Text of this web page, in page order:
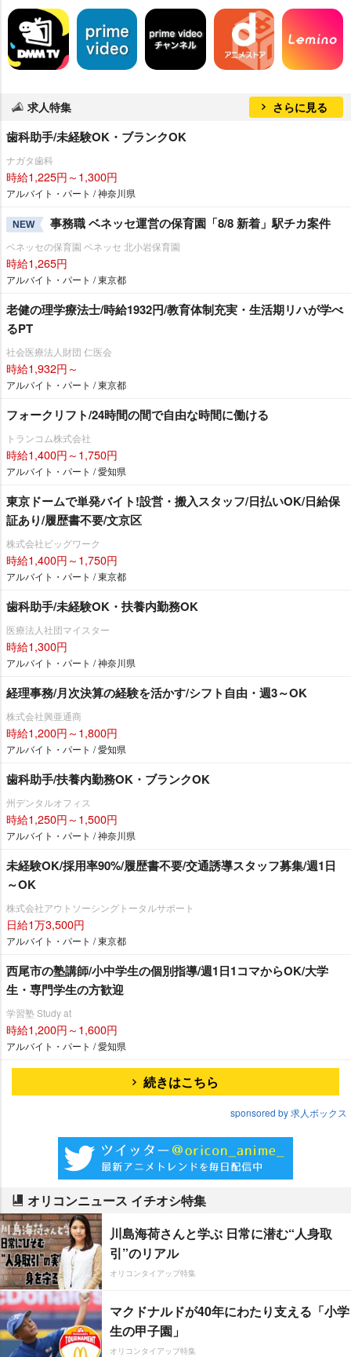
求人特集 さらに見る
歯科助手/未経験OK・ブランクOK
ナガタ歯科
時給1,225円～1,300円
アルバイト・パート / 神奈川県
NEW 事務職 ベネッセ運営の保育園「8/8 新着」駅チカ案件
ベネッセの保育園 ベネッセ 北小岩保育園
時給1,265円
アルバイト・パート / 東京都
老健の理学療法士/時給1932円/教育体制充実・生活期リハが学べ
るPT
社会医療法人財団 仁医会
時給1,932円～
アルバイト・パート / 東京都
フォークリフト/24時間の間で自由な時間に働ける
トランコム株式会社
時給1,400円～1,750円
アルバイト・パート / 愛知県
東京ドームで単発バイト!設営・搬入スタッフ/日払いOK/日給保
証あり/履歴書不要/文京区
株式会社ビッグワーク
時給1,400円～1,750円
アルバイト・パート / 東京都
歯科助手/未経験OK・扶養内勤務OK
医療法人社団マイスター
時給1,300円
アルバイト・パート / 神奈川県
経理事務/月次決算の経験を活かす/シフト自由・週3～OK
株式会社興亜通商
時給1,200円～1,800円
アルバイト・パート / 愛知県
歯科助手/扶養内勤務OK・ブランクOK
州デンタルオフィス
時給1,250円～1,500円
アルバイト・パート / 神奈川県
未経験OK/採用率90%/履歴書不要/交通誘導スタッフ募集/週1日
～OK
株式会社アウトソーシングトータルサポート
日給1万3,500円
アルバイト・パート / 東京都
西尾市の塾講師/小中学生の個別指導/週1日1コマからOK/大学
生・専門学生の方歓迎
学習塾 Study at
時給1,200円～1,600円
アルバイト・パート / 愛知県
続きはこちら
sponsored by 求人ボックス
オリコンニュース イチオシ特集
川島海荷さんと学ぶ 日常に潜む“人身取
引”のリアル
オリコンタイアップ特集
マクドナルドが40年にわたり支える「小学
生の甲子園」
オリコンタイアップ特集